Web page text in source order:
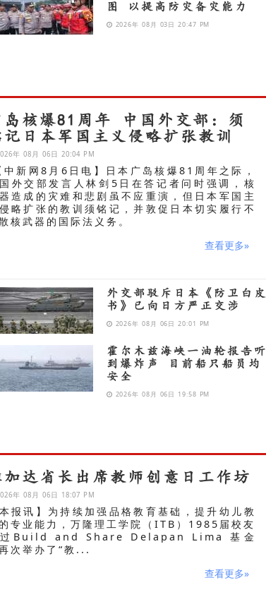
图 以提高防灾备灾能力
2026年 08月 03日 20:47 PM
岛核爆81周年 中国外交部：须
记日本军国主义侵略扩张教训
年 08月 06日 20:04 PM
中新网8月6日电】日本广岛核爆81周年之际，
外交部发言人林剑5日在答记者问时强调，核
造成的灾难和悲剧虽不应重演，但日本军国主
略扩张的教训须铭记，并敦促日本切实履行不
核武器的国际法义务。
查看更多»
外交部驳斥日本《防卫白皮
书》已向日方严正交涉
2026年 08月 06日 20:01 PM
霍尔木兹海峡一油轮报告听
到爆炸声 目前船只船员均
安全
2026年 08月 06日 19:58 PM
加达省长出席教师创意日工作坊
年 08月 06日 18:07 PM
本报讯】为持续加强品格教育基础，提升幼儿教
专业能力，万隆理工学院（ITB）1985届校友
Build and Share Delapan Lima 基金
次举办了“教...
查看更多»